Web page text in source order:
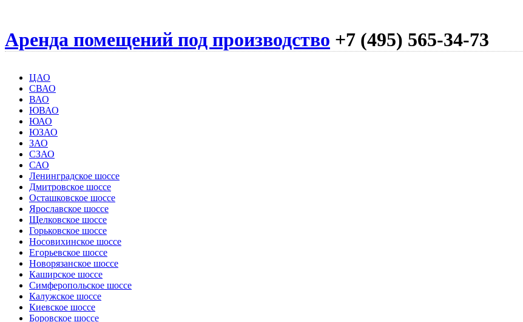
Аренда помещений под производство +7 (495) 565-34-73
ЦАО
СВАО
ВАО
ЮВАО
ЮАО
ЮЗАО
ЗАО
СЗАО
САО
Ленинградское шоссе
Дмитровское шоссе
Осташковское шоссе
Ярославское шоссе
Щелковское шоссе
Горьковское шоссе
Носовихинское шоссе
Егорьевское шоссе
Новорязанское шоссе
Каширское шоссе
Симферопольское шоссе
Калужское шоссе
Киевское шоссе
Боровское шоссе